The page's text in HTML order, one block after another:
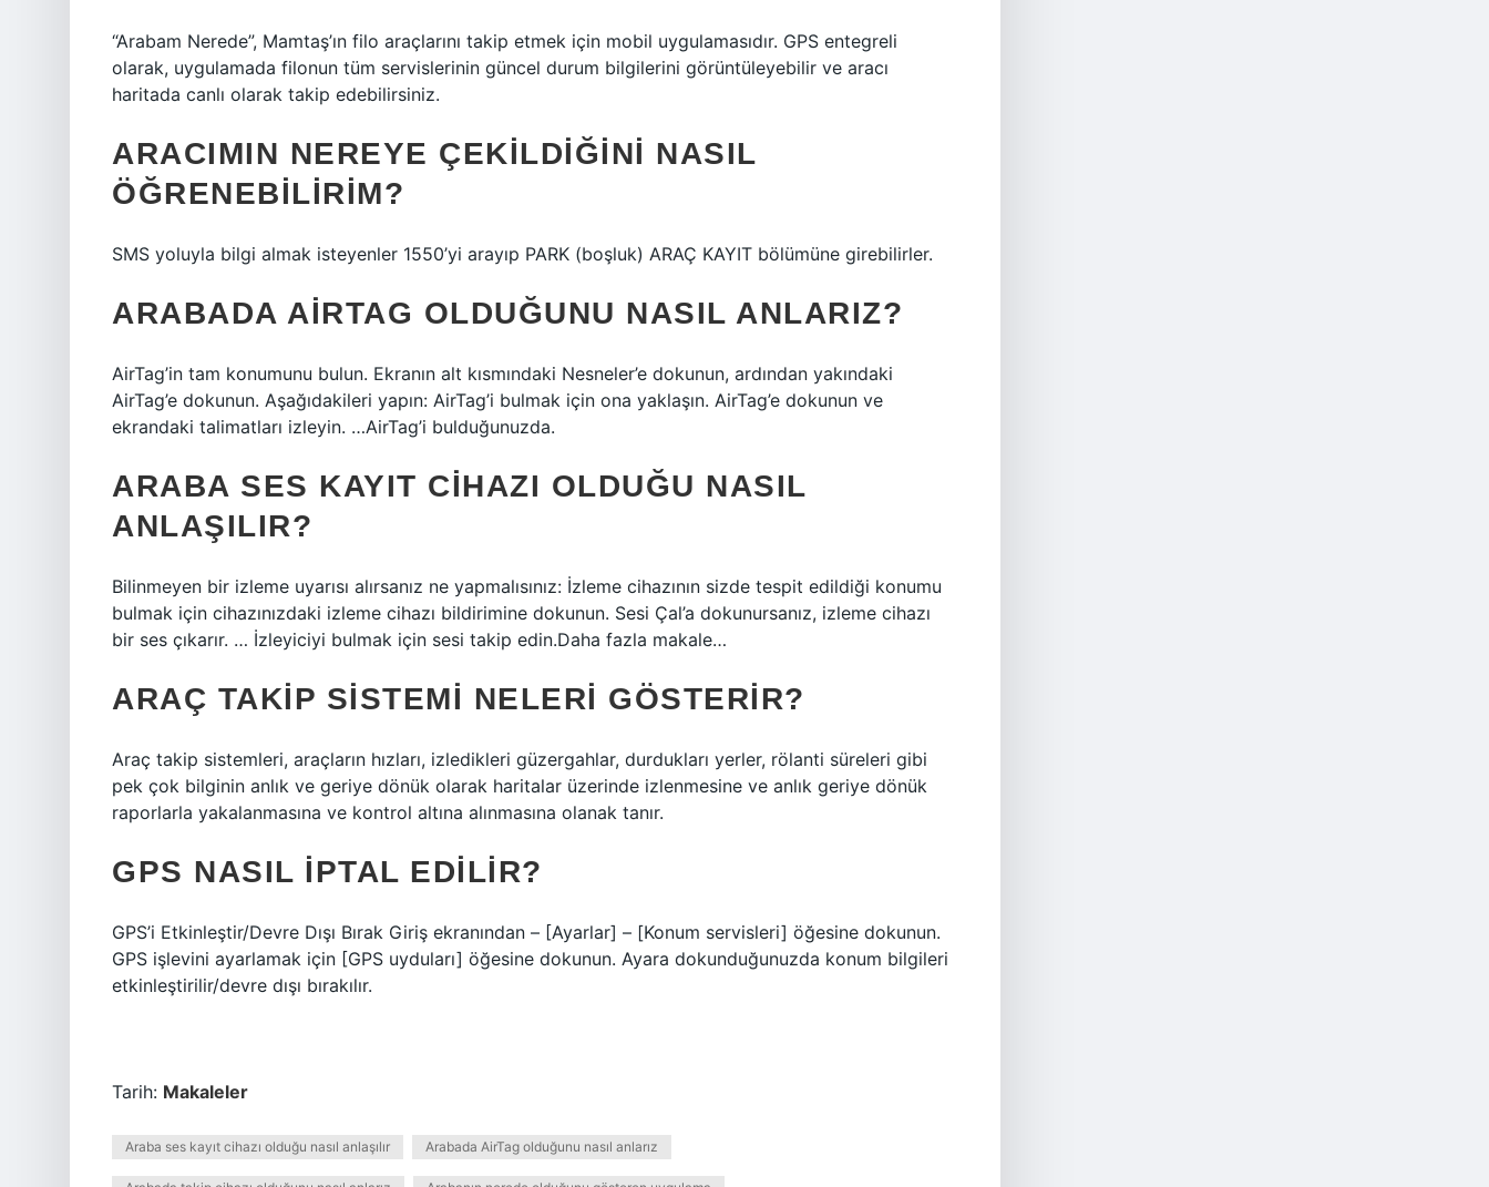
“Arabam Nerede”, Mamtaş’ın filo araçlarını takip etmek için mobil uygulamasıdır. GPS entegreli
olarak, uygulamada filonun tüm servislerinin güncel durum bilgilerini görüntüleyebilir ve aracı
haritada canlı olarak takip edebilirsiniz.
ARACIMIN NEREYE ÇEKILDIĞINI NASIL
ÖĞRENEBILIRIM?
SMS yoluyla bilgi almak isteyenler 1550’yi arayıp PARK (boşluk) ARAÇ KAYIT bölümüne girebilirler.
ARABADA AIRTAG OLDUĞUNU NASIL ANLARIZ?
AirTag’in tam konumunu bulun. Ekranın alt kısmındaki Nesneler’e dokunun, ardından yakındaki
AirTag’e dokunun. Aşağıdakileri yapın: AirTag’i bulmak için ona yaklaşın. AirTag’e dokunun ve
ekrandaki talimatları izleyin. …AirTag’i bulduğunuzda.
ARABA SES KAYIT CIHAZI OLDUĞU NASIL
ANLAŞILIR?
Bilinmeyen bir izleme uyarısı alırsanız ne yapmalısınız: İzleme cihazının sizde tespit edildiği konumu
bulmak için cihazınızdaki izleme cihazı bildirimine dokunun. Sesi Çal’a dokunursanız, izleme cihazı
bir ses çıkarır. … İzleyiciyi bulmak için sesi takip edin.Daha fazla makale…
ARAÇ TAKIP SISTEMI NELERI GÖSTERIR?
Araç takip sistemleri, araçların hızları, izledikleri güzergahlar, durdukları yerler, rölanti süreleri gibi
pek çok bilginin anlık ve geriye dönük olarak haritalar üzerinde izlenmesine ve anlık geriye dönük
raporlarla yakalanmasına ve kontrol altına alınmasına olanak tanır.
GPS NASIL IPTAL EDILIR?
GPS’i Etkinleştir/Devre Dışı Bırak Giriş ekranından – [Ayarlar] – [Konum servisleri] öğesine dokunun.
GPS işlevini ayarlamak için [GPS uyduları] öğesine dokunun. Ayara dokunduğunuzda konum bilgileri
etkinleştirilir/devre dışı bırakılır.
Tarih: Makaleler
Araba ses kayıt cihazı olduğu nasıl anlaşılır Arabada AirTag olduğunu nasıl anlarız